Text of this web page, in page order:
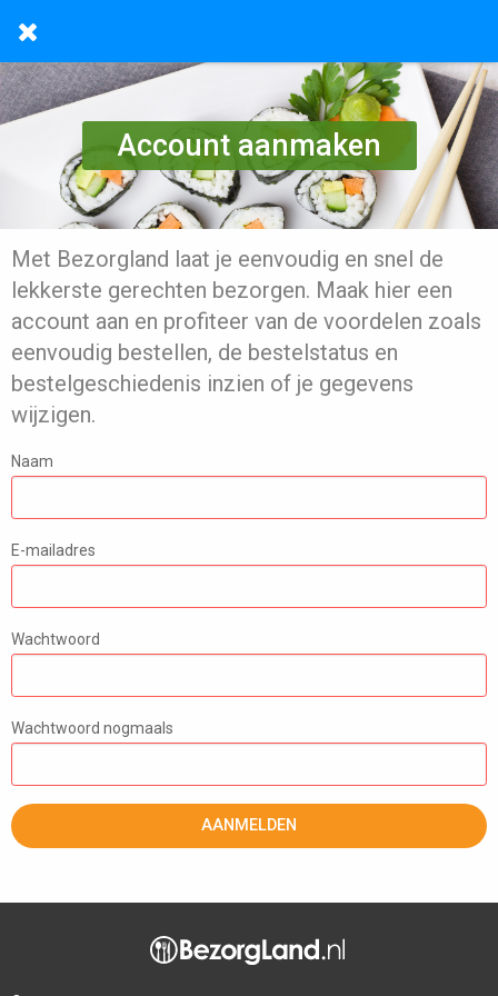
Account aanmaken
Met Bezorgland laat je eenvoudig en snel de
lekkerste gerechten bezorgen. Maak hier een
account aan en profiteer van de voordelen zoals
eenvoudig bestellen, de bestelstatus en
bestelgeschiedenis inzien of je gegevens
wijzigen.
Naam
E-mailadres
Wachtwoord
Wachtwoord nogmaals
AANMELDEN